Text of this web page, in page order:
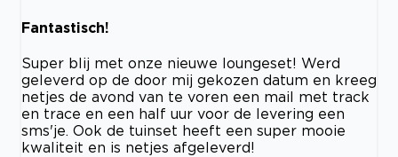
Fantastisch!
Super blij met onze nieuwe loungeset! Werd
geleverd op de door mij gekozen datum en kreeg
netjes de avond van te voren een mail met track
en trace en een half uur voor de levering een
sms'je. Ook de tuinset heeft een super mooie
kwaliteit en is netjes afgeleverd!